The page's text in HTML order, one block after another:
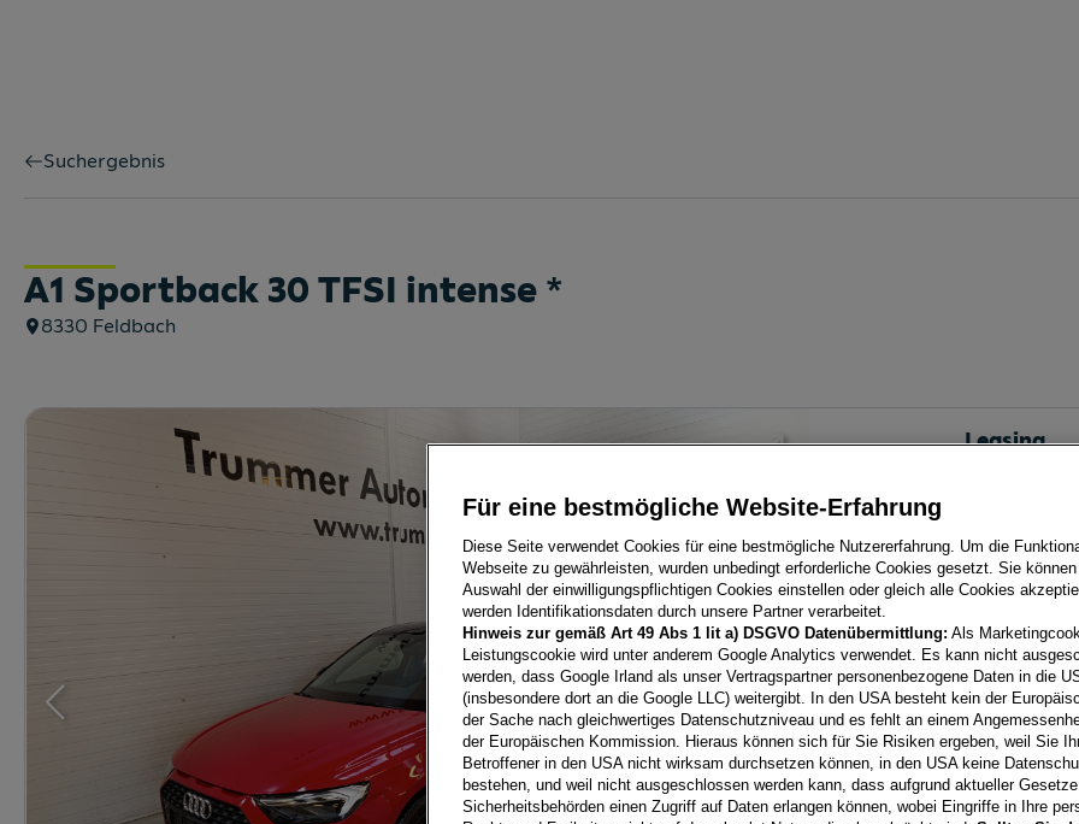
Suchergebnis
A1 Sportback 30 TFSI intense *
8330 Feldbach
Leasing
Laufzeit
60 Monate
Händler
**Freibleibendes
Vertragsgebühr EUR
Für eine bestmögliche Website-Erfahrung
Diese Seite verwendet Cookies für eine bestmögliche Nutzererfahrung. Um die
Webseite zu gewährleisten, wurden unbedingt erforderliche Cookies gesetzt. Sie
Auswahl der einwilligungspflichtigen Cookies einstellen oder gleich alle Cookies
werden Identifikationsdaten durch unsere Partner verarbeitet.
Hinweis zur gemäß Art 49 Abs 1 lit a) DSGVO Datenübermittlung: Als
Leistungscookie wird unter anderem Google Analytics verwendet. Es kann nicht
werden, dass Google Irland als unser Vertragspartner personenbezogene Daten in die
(insbesondere dort an die Google LLC) weitergibt. In den USA besteht kein der
der Sache nach gleichwertiges Datenschutzniveau und es fehlt an einem
der Europäischen Kommission. Hieraus können sich für Sie Risiken ergeben, weil Sie
Betroffener in den USA nicht wirksam durchsetzen können, in den USA keine
bestehen, und weil nicht ausgeschlossen werden kann, dass aufgrund aktueller
Sicherheitsbehörden einen Zugriff auf Daten erlangen können, wobei Eingriffe in Ihre